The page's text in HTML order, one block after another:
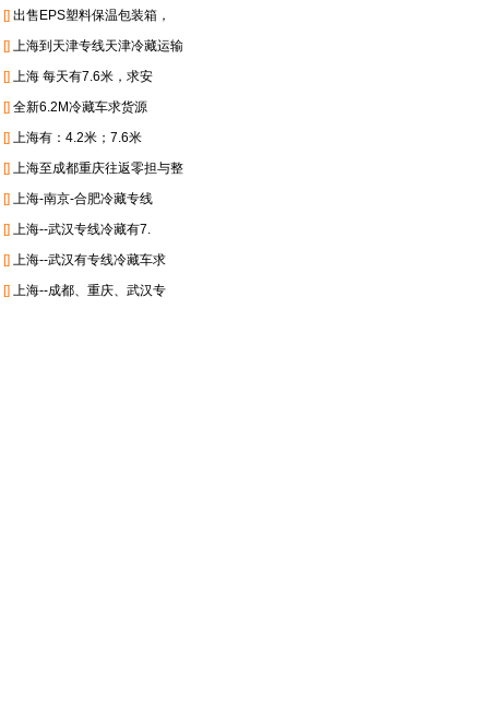
[] 出售EPS塑料保温包装箱，
[] 上海到天津专线天津冷藏运输
[] 上海 每天有7.6米，求安
[] 全新6.2M冷藏车求货源
[] 上海有：4.2米；7.6米
[] 上海至成都重庆往返零担与整
[] 上海-南京-合肥冷藏专线
[] 上海--武汉专线冷藏有7.
[] 上海--武汉有专线冷藏车求
[] 上海--成都、重庆、武汉专